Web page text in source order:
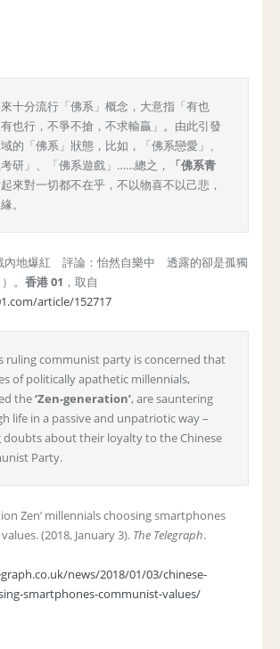
十分流行「佛系」概念，大意指「有也
也行，不爭不搶，不求輸贏」。由此引發
的「佛系」狀態，比如，「佛系戀愛」、
考研」、「佛系遊戲」……總之，
「佛系青
來對一切都不在乎，不以物喜不以己悲，
。
內地爆紅 評論：怡然自樂中 透露的卻是孤獨
。 香港 01 ，取自
article/152717
ruling communist party is concerned that
of politically apathetic millennials,
the‘Zen-generation’, are sauntering
life in a passive and unpatriotic way –
doubts about their loyalty to the Chinese
Party.
Zen’ millennials choosing smartphones
(2018, January 3). The Telegraph.
news/2018/01/03/chinese-
smartphones-communist-values/